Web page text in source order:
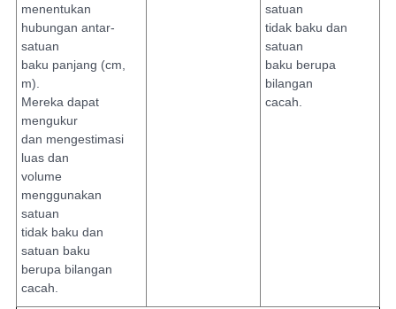
menentukan
hubungan antar-
satuan
baku panjang (cm,
m).
Mereka dapat
mengukur
dan mengestimasi
luas dan
volume
menggunakan
satuan
tidak baku dan
satuan baku
berupa bilangan
cacah.
satuan
tidak baku dan
satuan
baku berupa
bilangan
cacah.